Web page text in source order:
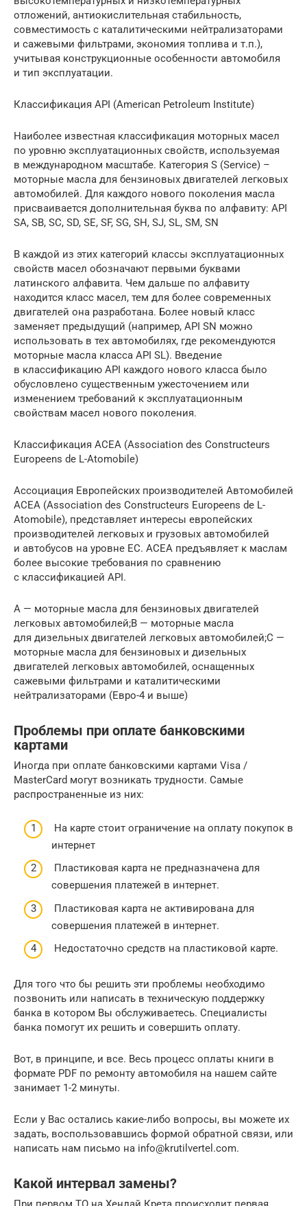
отложений, антиокислительная стабильность,
совместимость с каталитическими нейтрализаторами
и сажевыми фильтрами, экономия топлива и т.п.),
учитывая конструкционные особенности автомобиля
и тип эксплуатации.
Классификация API (American Petroleum Institute)
Наиболее известная классификация моторных масел
по уровню эксплуатационных свойств, используемая
в международном масштабе. Категория S (Service) –
моторные масла для бензиновых двигателей легковых
автомобилей. Для каждого нового поколения масла
присваивается дополнительная буква по алфавиту: API
SA, SB, SC, SD, SE, SF, SG, SH, SJ, SL, SM, SN
В каждой из этих категорий классы эксплуатационных
свойств масел обозначают первыми буквами
латинского алфавита. Чем дальше по алфавиту
находится класс масел, тем для более современных
двигателей она разработана. Более новый класс
заменяет предыдущий (например, API SN можно
использовать в тех автомобилях, где рекомендуются
моторные масла класса API SL). Введение
в классификацию API каждого нового класса было
обусловлено существенным ужесточением или
изменением требований к эксплуатационным
свойствам масел нового поколения.
Классификация ACEA (Association des Constructeurs
Europeens de L-Atomobile)
Ассоциация Европейских производителей Автомобилей
ACEA (Association des Constructeurs Europeens de L-
Atomobile), представляет интересы европейских
производителей легковых и грузовых автомобилей
и автобусов на уровне ЕС. ACEA предъявляет к маслам
более высокие требования по сравнению
с классификацией API.
A — моторные масла для бензиновых двигателей
легковых автомобилей;B — моторные масла
для дизельных двигателей легковых автомобилей;С —
моторные масла для бензиновых и дизельных
двигателей легковых автомобилей, оснащенных
сажевыми фильтрами и каталитическими
нейтрализаторами (Евро-4 и выше)
Проблемы при оплате банковскими
картами
Иногда при оплате банковскими картами Visa /
MasterCard могут возникать трудности. Самые
распространенные из них:
На карте стоит ограничение на оплату покупок в
интернет
Пластиковая карта не предназначена для
совершения платежей в интернет.
Пластиковая карта не активирована для
совершения платежей в интернет.
Недостаточно средств на пластиковой карте.
Для того что бы решить эти проблемы необходимо
позвонить или написать в техническую поддержку
банка в котором Вы обслуживаетесь. Специалисты
банка помогут их решить и совершить оплату.
Вот, в принципе, и все. Весь процесс оплаты книги в
формате PDF по ремонту автомобиля на нашем сайте
занимает 1-2 минуты.
Если у Вас остались какие-либо вопросы, вы можете их
задать, воспользовавшись формой обратной связи, или
написать нам письмо на info@krutilvertel.com.
Какой интервал замены?